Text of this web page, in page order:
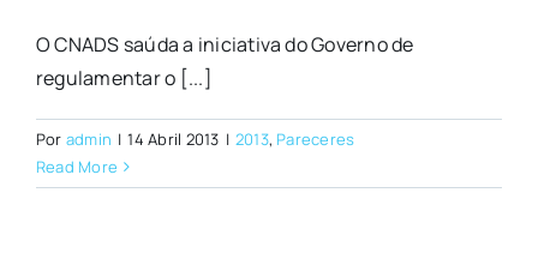
O CNADS saúda a iniciativa do Governo de
regulamentar o [...]
Por admin | 14 Abril 2013 | 2013, Pareceres
Read More